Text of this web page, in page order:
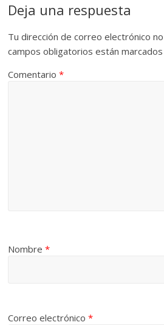
Deja una respuesta
Tu dirección de correo electrónico
campos obligatorios están
Comentario*
Nombre*
Correo electrónico*